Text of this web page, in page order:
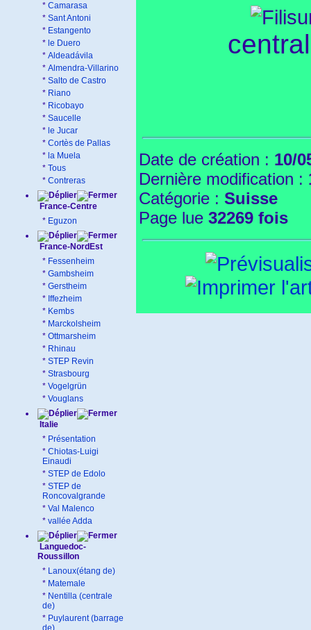
* Camarasa
* Sant Antoni
* Estangento
* le Duero
* Aldeadávila
* Almendra-Villarino
* Salto de Castro
* Riano
* Ricobayo
* Saucelle
* le Jucar
* Cortès de Pallas
* la Muela
* Tous
* Contreras
France-Centre
* Eguzon
France-NordEst
* Fessenheim
* Gambsheim
* Gerstheim
* Iffezheim
* Kembs
* Marckolsheim
* Ottmarsheim
* Rhinau
* STEP Revin
* Strasbourg
* Vogelgrün
* Vouglans
Italie
* Présentation
* Chiotas-Luigi
Einaudi
* STEP de Edolo
* STEP de
Roncovalgrande
* Val Malenco
* vallée Adda
Languedoc-
Roussillon
* Lanoux(étang de)
* Matemale
* Nentilla (centrale
de)
* Puylaurent (barrage
de)
Date de création : 10/
Dernière modification :
Catégorie : Suisse
Page lue 32269 fois